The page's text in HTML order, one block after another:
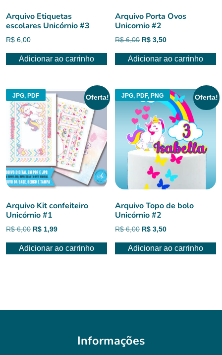
Arquivo Etiquetas
escolares Unicórnio #3
R$ 6,00
Adicionar ao carrinho
Arquivo Porta Ovos
Unicornio #2
R$6,00 O
original
R$ 3,50O
atual
Adicionar ao carrinho
JPG, PDF Oferta!
Arquivo Kit confeiteiro
Unicórnio #1
R$6,00 O
original
R$ 1,99O
atual
Adicionar ao carrinho
JPG, PDF, PNG Oferta!
Arquivo Topo de bolo
Unicórnio #2
R$6,00 O
original
R$ 3,50O
atual
Adicionar ao carrinho
Informações